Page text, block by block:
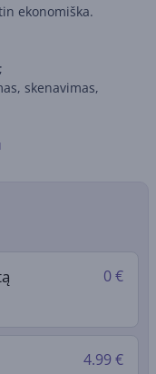
ekonomiška.
skenavimas,
0 €
4.99 €